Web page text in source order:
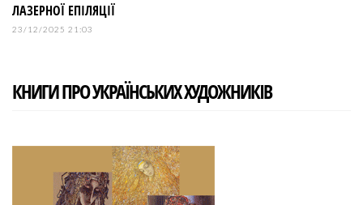
ЛАЗЕРНОЇ ЕПІЛЯЦІЇ
23/12/2025 21:03
КНИГИ ПРО УКРАЇНСЬКИХ ХУДОЖНИКІВ